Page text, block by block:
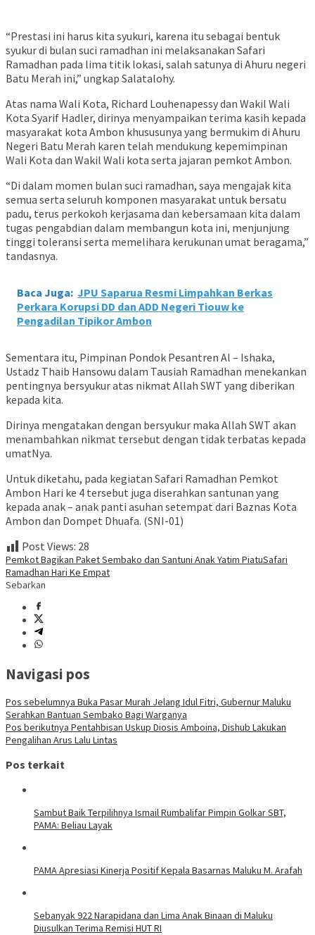
“Prestasi ini harus kita syukuri, karena itu sebagai bentuk
syukur di bulan suci ramadhan ini melaksanakan Safari
Ramadhan pada lima titik lokasi, salah satunya di Ahuru negeri
Batu Merah ini,” ungkap Salatalohy.
Atas nama Wali Kota, Richard Louhenapessy dan Wakil Wali
Kota Syarif Hadler, dirinya menyampaikan terima kasih kepada
masyarakat kota Ambon khususunya yang bermukim di Ahuru
Negeri Batu Merah karen telah mendukung kepemimpinan
Wali Kota dan Wakil Wali kota serta jajaran pemkot Ambon.
“Di dalam momen bulan suci ramadhan, saya mengajak kita
semua serta seluruh komponen masyarakat untuk bersatu
padu, terus perkokoh kerjasama dan kebersamaan kita dalam
tugas pengabdian dalam membangun kota ini, menjunjung
tinggi toleransi serta memelihara kerukunan umat beragama,”
tandasnya.
Baca Juga: JPU Saparua Resmi Limpahkan Berkas
Perkara Korupsi DD dan ADD Negeri Tiouw ke
Pengadilan Tipikor Ambon
Sementara itu, Pimpinan Pondok Pesantren Al – Ishaka,
Ustadz Thaib Hansowu dalam Tausiah Ramadhan menekankan
pentingnya bersyukur atas nikmat Allah SWT yang diberikan
kepada kita.
Dirinya mengatakan dengan bersyukur maka Allah SWT akan
menambahkan nikmat tersebut dengan tidak terbatas kepada
umatNya.
Untuk diketahu, pada kegiatan Safari Ramadhan Pemkot
Ambon Hari ke 4 tersebut juga diserahkan santunan yang
kepada anak – anak panti asuhan setempat dari Baznas Kota
Ambon dan Dompet Dhuafa. (SNI-01)
Post Views: 28
Pemkot Bagikan Paket Sembako dan Santuni Anak Yatim PiatuSafari
Ramadhan Hari Ke Empat
Sebarkan
Navigasi pos
Pos sebelumnya Buka Pasar Murah Jelang Idul Fitri, Gubernur Maluku
Serahkan Bantuan Sembako Bagi Warganya
Pos berikutnya Pentahbisan Uskup Diosis Amboina, Dishub Lakukan
Pengalihan Arus Lalu Lintas
Pos terkait
Sambut Baik Terpilihnya Ismail Rumbalifar Pimpin Golkar SBT,
PAMA: Beliau Layak
PAMA Apresiasi Kinerja Positif Kepala Basarnas Maluku M. Arafah
Sebanyak 922 Narapidana dan Lima Anak Binaan di Maluku
Diusulkan Terima Remisi HUT RI